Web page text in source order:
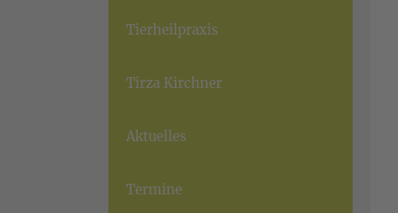
Tierheilpraxis
Tirza Kirchner
Aktuelles
Termine